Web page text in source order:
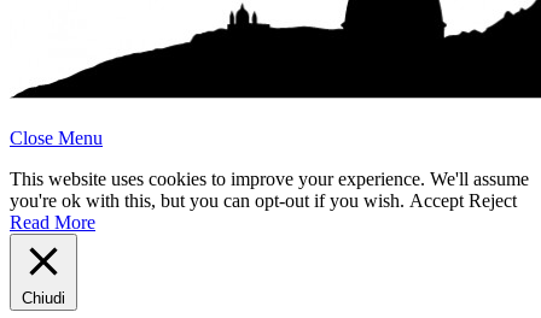
Close Menu
This website uses cookies to improve your experience. We'll assume
you're ok with this, but you can opt-out if you wish. Accept Reject
Read More
Chiudi